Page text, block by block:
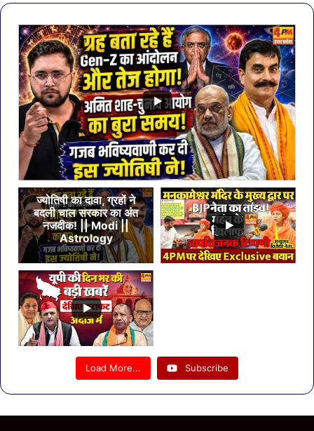
ज्योतिषी का दावा, ग्रहों ने
बदली चाल सरकार का अंत
नजदीक! || Modi ||
Astrology
Load More... Subscribe